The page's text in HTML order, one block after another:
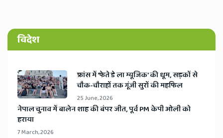
विदेश
​फ्रांस में ‘फेते डे ला म्यूजिक’ की धूम, सड़कों से
चौक-चौराहों तक गूंजी सुरों की महफिल
25 June, 2026
​नेपाल चुनाव में बालेन शाह की बंपर जीत, पूर्व PM केपी ओली को
हराया
7 March, 2026